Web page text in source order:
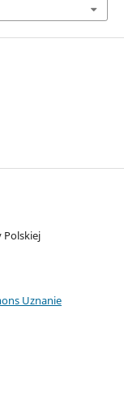
Polskiej
Uznanie